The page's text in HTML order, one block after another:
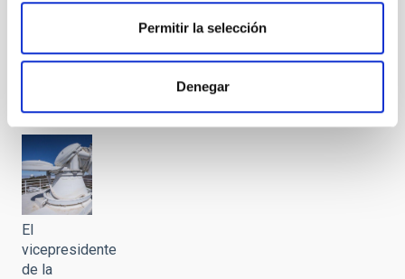
Permitir la selección
Denegar
del NAOC
IAC y los
Observatorios
Canarias
El
vicepresidente
de la